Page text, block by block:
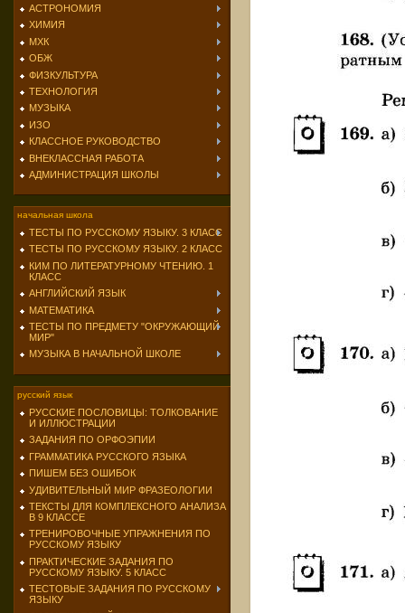
АСТРОНОМИЯ
ХИМИЯ
МХК
ОБЖ
ФИЗКУЛЬТУРА
ТЕХНОЛОГИЯ
МУЗЫКА
ИЗО
КЛАССНОЕ РУКОВОДСТВО
ВНЕКЛАССНАЯ РАБОТА
АДМИНИСТРАЦИЯ ШКОЛЫ
начальная школа
ТЕСТЫ ПО РУССКОМУ ЯЗЫКУ. 3 КЛАСС
ТЕСТЫ ПО РУССКОМУ ЯЗЫКУ. 2 КЛАСС
КИМ ПО ЛИТЕРАТУРНОМУ ЧТЕНИЮ. 1
КЛАСС
АНГЛИЙСКИЙ ЯЗЫК
МАТЕМАТИКА
ТЕСТЫ ПО ПРЕДМЕТУ "ОКРУЖАЮЩИЙ
МИР"
МУЗЫКА В НАЧАЛЬНОЙ ШКОЛЕ
русский язык
РУССКИЕ ПОСЛОВИЦЫ: ТОЛКОВАНИЕ
И ИЛЛЮСТРАЦИИ
ЗАДАНИЯ ПО ОРФОЭПИИ
ГРАММАТИКА РУССКОГО ЯЗЫКА
ПИШЕМ БЕЗ ОШИБОК
УДИВИТЕЛЬНЫЙ МИР ФРАЗЕОЛОГИИ
ТЕКСТЫ ДЛЯ КОМПЛЕКСНОГО АНАЛИЗА
В 9 КЛАССЕ
ТРЕНИРОВОЧНЫЕ УПРАЖНЕНИЯ ПО
РУССКОМУ ЯЗЫКУ
ПРАКТИЧЕСКИЕ ЗАДАНИЯ ПО
РУССКОМУ ЯЗЫКУ. 5 КЛАСС
ТЕСТОВЫЕ ЗАДАНИЯ ПО РУССКОМУ
ЯЗЫКУ